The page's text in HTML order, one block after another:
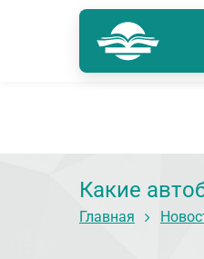
Тюмень
Подразделение:
Какие
Главная